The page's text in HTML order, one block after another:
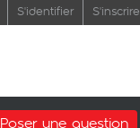
S'identifier S'inscrire
Poser une question